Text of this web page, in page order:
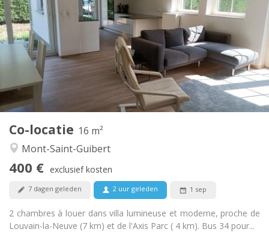
Co-locatie 16 m²
Mont-Saint-Guibert
400 € exclusief kosten
7 dagen geleden 2 uur geleden 1 sep
2 chambres à louer dans villa lumineuse et moderne, proche de
Louvain-la-Neuve (7 km) et de l'Axis Parc ( 4 km). Bus 34 pour...
Kosten:
80 €
12 maanden, 10 maanden
Domiciliëring:
Nee
Inrichting
Badkamer:
Gemeenschappelijk
Keuken:
Gemeenschappelijk
Oppervlakte:
16 m
2
Private kamers:
1